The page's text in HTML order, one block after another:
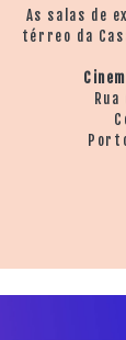
As salas de
térreo da